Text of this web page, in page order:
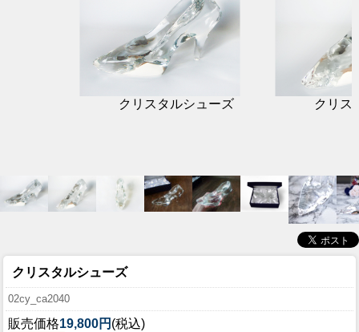
クリスタルシューズ クリス
クリスタルシューズ
02cy_ca2040
販売価格19,800円 (税込)